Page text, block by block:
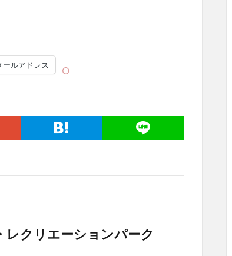
ールアドレス
レクリエーションパーク